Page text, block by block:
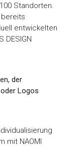
Standorten.
entwickelten
DESIGN
der
Logos
mit NAOMI